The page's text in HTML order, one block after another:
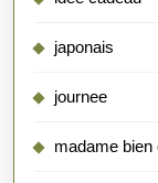
japonais
journee
madame bien